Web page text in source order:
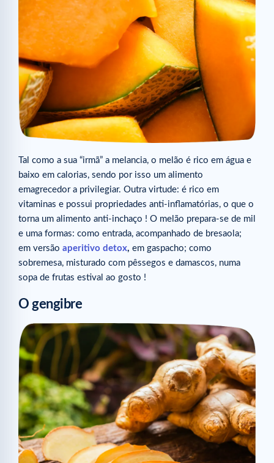
Tal como a sua “irmã” a melancia, o melão é rico em água e
baixo em calorias, sendo por isso um alimento
emagrecedor a privilegiar. Outra virtude: é rico em
vitaminas e possui propriedades anti-inflamatórias, o que o
torna um alimento anti-inchaço ! O melão prepara-se de mil
e uma formas: como entrada, acompanhado de bresaola;
em versão aperitivo detox, em gaspacho; como
sobremesa, misturado com pêssegos e damascos, numa
sopa de frutas estival ao gosto !
O gengibre